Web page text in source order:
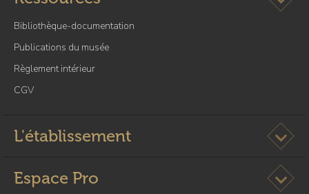
Bibliothèque-documentation
Publications du musée
Règlement intérieur
CGV
L'établissement Ouvrir
Espace Pro Ouvrir